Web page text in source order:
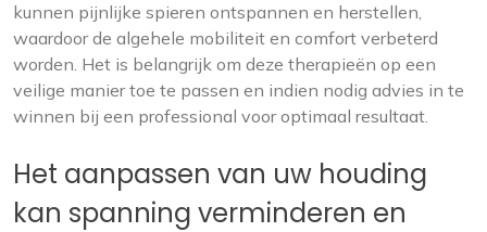
kunnen pijnlijke spieren ontspannen en herstellen,
waardoor de algehele mobiliteit en comfort verbeterd
worden. Het is belangrijk om deze therapieën op een
veilige manier toe te passen en indien nodig advies in te
winnen bij een professional voor optimaal resultaat.
Het aanpassen van uw houding
kan spanning verminderen en